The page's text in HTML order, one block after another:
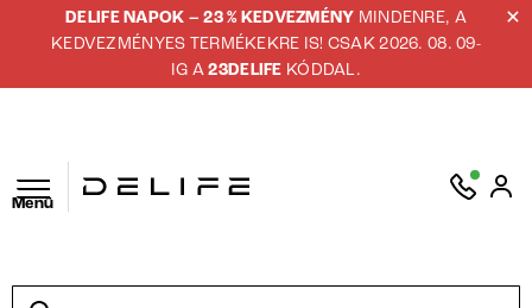
DELIFE NAPOK – 23 % KEDVEZMÉNY MINDENRE, A
KEDVEZMÉNYES TERMÉKEKRE IS! CSAK 2026. 08. 09-
IG A23DELIFE KÓDDAL.
Menü